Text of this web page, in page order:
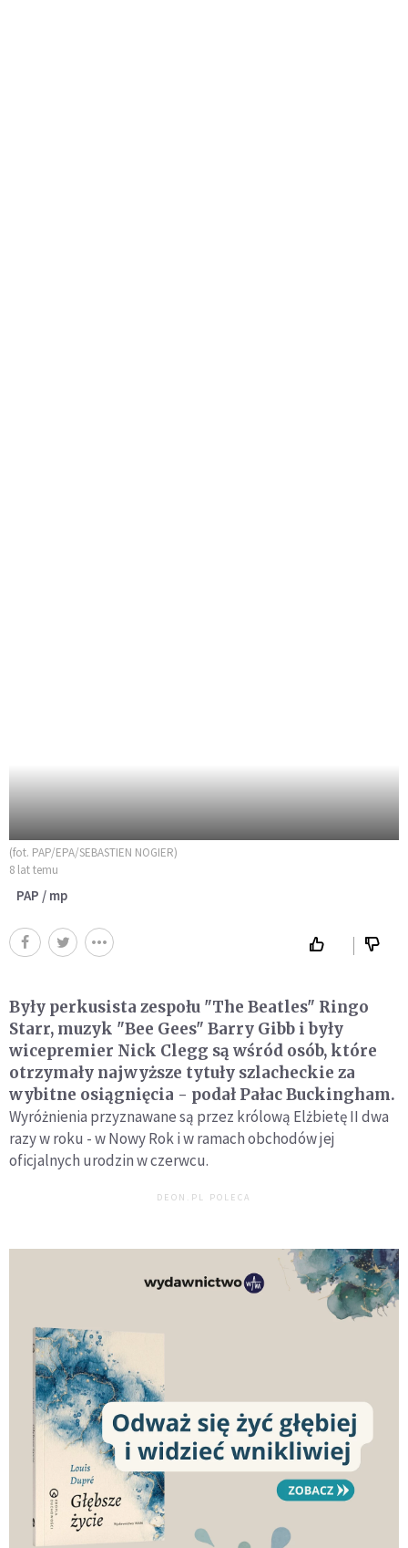
(fot. PAP/EPA/SEBASTIEN NOGIER)
8 lat temu
PAP / mp
Były perkusista zespołu "The Beatles" Ringo
Starr, muzyk "Bee Gees" Barry Gibb i były
wicepremier Nick Clegg są wśród osób, które
otrzymały najwyższe tytuły szlacheckie za
wybitne osiągnięcia - podał Pałac Buckingham.
Wyróżnienia przyznawane są przez królową Elżbietę II dwa
razy w roku - w Nowy Rok i w ramach obchodów jej
oficjalnych urodzin w czerwcu.
DEON.PL POLECA